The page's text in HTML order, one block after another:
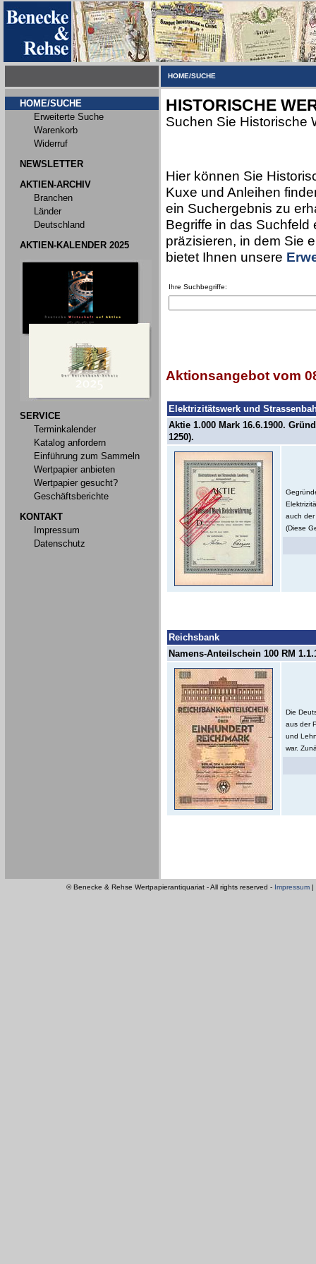
HOME/SUCHE
HOME/SUCHE
Erweiterte Suche
Warenkorb
Widerruf
NEWSLETTER
AKTIEN-ARCHIV
Branchen
Länder
Deutschland
AKTIEN-KALENDER 2025
SERVICE
Terminkalender
Katalog anfordern
Einführung zum Sammeln
Wertpapier anbieten
Wertpapier gesucht?
Geschäftsberichte
KONTAKT
Impressum
Datenschutz
HISTORISCHE
Suchen Sie Historische
Hier können Sie
Kuxe und Anleihen
ein Suchergebnis zu
Begriffe in das
präzisieren, in dem Sie
bietet Ihnen unsere
Ihre Suchbegriffe:
Aktionsangebot vom
Elektrizitätswerk und
Aktie 1.000 Mark 16.6.1900.
1250).
auch der
(Diese
Reichsbank
Namens-Anteilschein 100 RM
Die
aus der
und
war.
© Benecke & Rehse Wertpapierantiquariat - All rights reserved - Impressum |